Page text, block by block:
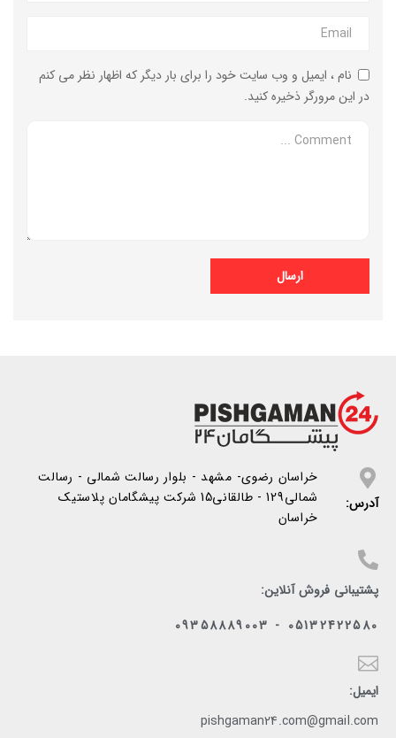
نام ، ایمیل و وب سایت خود را برای بار دیگر که اظهار نظر می کنم
در این مرورگر ذخیره کنید.
آدرس:
خراسان رضوی- مشهد - بلوار رسالت شمالی - رسالت
شمالی129 - طالقانی15 شرکت پیشگامان پلاستیک
خراسان
پشتیبانی فروش آنلاین:
05132422580 - 09358889003
ایمیل:
pishgaman24.com@gmail.com